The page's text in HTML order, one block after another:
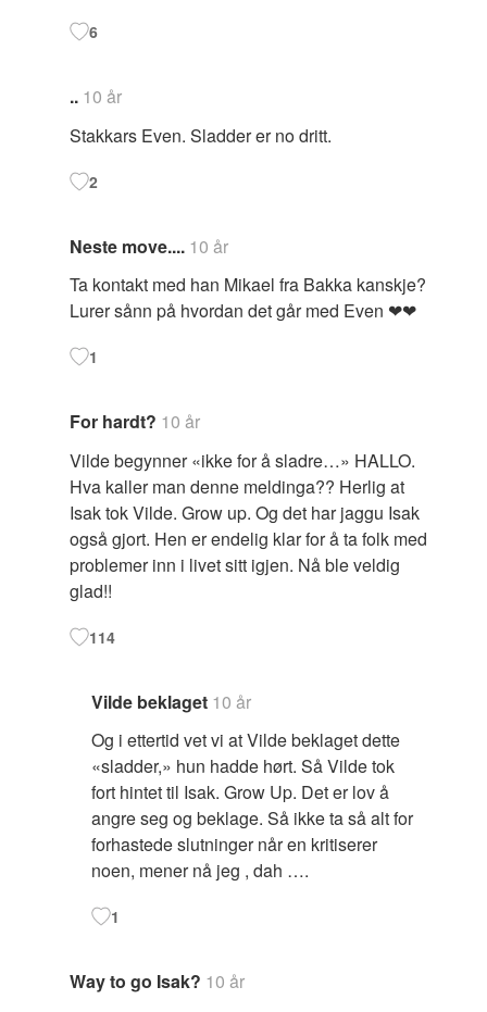
6
.. 10 år
Stakkars Even. Sladder er no dritt.
2
Neste move.... 10 år
Ta kontakt med han Mikael fra Bakka kanskje?
Lurer sånn på hvordan det går med Even ❤❤
1
For hardt? 10 år
Vilde begynner «ikke for å sladre…» HALLO.
Hva kaller man denne meldinga?? Herlig at
Isak tok Vilde. Grow up. Og det har jaggu Isak
også gjort. Hen er endelig klar for å ta folk med
problemer inn i livet sitt igjen. Nå ble veldig
glad!!
114
Vilde beklaget 10 år
Og i ettertid vet vi at Vilde beklaget dette
«sladder,» hun hadde hørt. Så Vilde tok
fort hintet til Isak. Grow Up. Det er lov å
angre seg og beklage. Så ikke ta så alt for
forhastede slutninger når en kritiserer
noen, mener nå jeg , dah ….
1
Way to go Isak? 10 år